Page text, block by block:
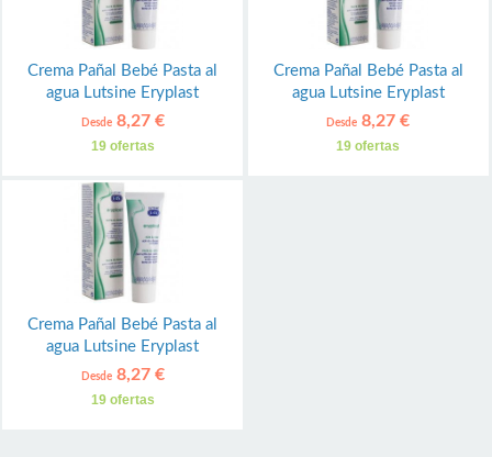
Crema Pañal Bebé Pasta al
agua Lutsine Eryplast
Desde8,27 €
19 ofertas
Crema Pañal Bebé Pasta al
agua Lutsine Eryplast
Desde 8,27 €
19 ofertas
Crema Pañal Bebé Pasta al
agua Lutsine Eryplast
Desde8,27 €
19 ofertas